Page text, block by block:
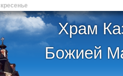
Храм
Божией